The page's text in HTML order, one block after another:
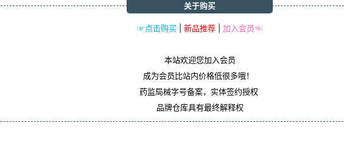
☞点击购买 新品推荐 加入会员☜
关于购买
本站欢迎您加入会员
成为会员比站内价格低很多哦！
药监局械字号备案，实体签约授权
品牌仓库具有最终解释权